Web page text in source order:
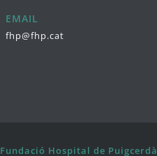
EMAIL
fhp@fhp.cat
Fundació Hospital de Puigcerdà